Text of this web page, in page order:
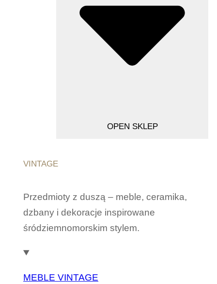
OPEN SKLEP
VINTAGE
Przedmioty z duszą – meble, ceramika,
dzbany i dekoracje inspirowane
śródziemnomorskim stylem.
MEBLE VINTAGE